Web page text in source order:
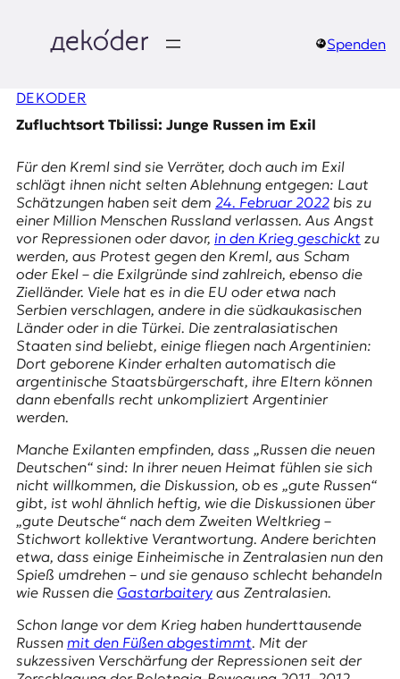
springen
e
k
o
d
e
r
|
D
E
K
O
D
E
R
W
s
Spenden
DEKODER
Zufluchtsort Tbilissi: Junge Russen im Exil
Für den Kreml sind sie Verräter, doch auch im Exil
schlägt ihnen nicht selten Ablehnung entgegen: Laut
Schätzungen haben seit dem 24. Februar 2022bis zu
einer Million Menschen Russland verlassen. Aus Angst
vor Repressionen oder davor, in den Krieg geschickt zu
werden, aus Protest gegen den Kreml, aus Scham
oder Ekel – die Exilgründe sind zahlreich, ebenso die
Zielländer. Viele hat es in die EU oder etwa nach
Serbien verschlagen, andere in die südkaukasischen
Länder oder in die Türkei. Die zentralasiatischen
Staaten sind beliebt, einige fliegen nach Argentinien:
Dort geborene Kinder erhalten automatisch die
argentinische Staatsbürgerschaft, ihre Eltern können
dann ebenfalls recht unkompliziert Argentinier
werden.
Manche Exilanten empfinden, dass „Russen die neuen
Deutschen“ sind: In ihrer neuen Heimat fühlen sie sich
nicht willkommen, die Diskussion, ob es „gute Russen“
gibt, ist wohl ähnlich heftig, wie die Diskussionen über
„gute Deutsche“ nach dem Zweiten Weltkrieg –
Stichwort kollektive Verantwortung. Andere berichten
etwa, dass einige Einheimische in Zentralasien nun den
Spieß umdrehen – und sie genauso schlecht behandeln
wie Russen die Gastarbaiteryaus Zentralasien.
Schon lange vor dem Krieg haben hunderttausende
Russen mit den Füßen abgestimmt. Mit der
sukzessiven Verschärfung der Repressionen seit der